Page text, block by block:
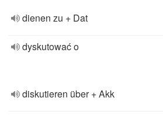
dienen zu + Dat
dyskutować o
diskutieren über + Akk